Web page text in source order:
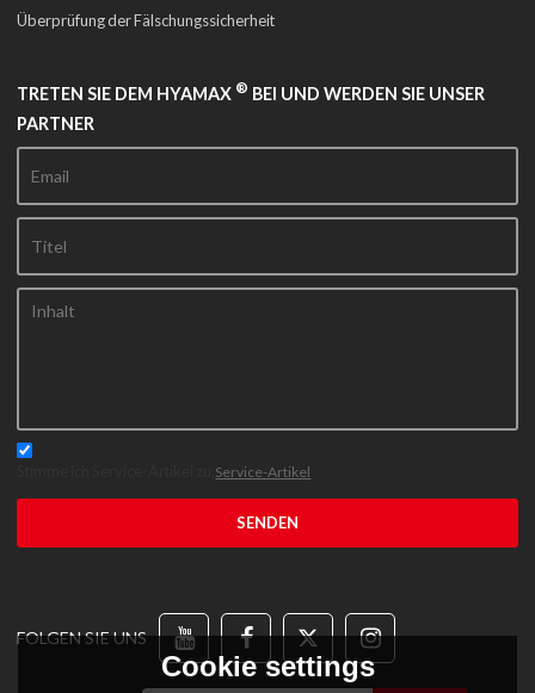
Überprüfung der Fälschungssicherheit
TRETEN SIE DEM HYAMAX ® BEI UND WERDEN SIE UNSER
PARTNER
Service-Artikel
SENDEN
FOLGEN SIE UNS
Cookie settings